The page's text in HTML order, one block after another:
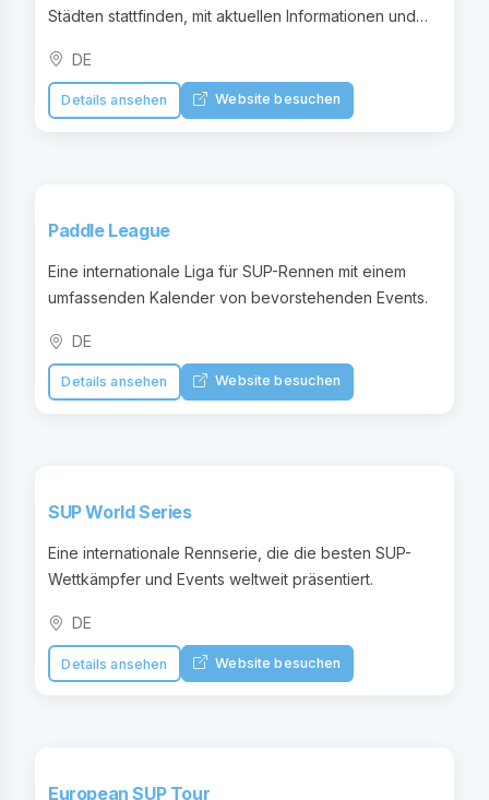
Städten stattfinden, mit aktuellen Informationen und
DE
Details ansehen Website besuchen
Paddle League
Eine internationale Liga für SUP-Rennen mit einem
umfassenden Kalender von bevorstehenden Events.
DE
Details ansehen Website besuchen
SUP World Series
Eine internationale Rennserie, die die besten SUP-
Wettkämpfer und Events weltweit präsentiert.
DE
Details ansehen Website besuchen
European SUP Tour